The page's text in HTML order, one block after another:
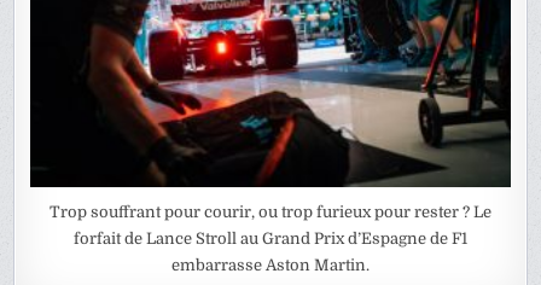
Trop souffrant pour courir, ou trop furieux pour rester ? Le
forfait de Lance Stroll au Grand Prix d’Espagne de F1
embarrasse Aston Martin.